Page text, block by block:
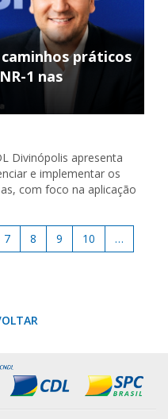
práticos
1 nas
Divinópolis apresenta
e implementar os
com foco na aplicação
7 8 9 10
…